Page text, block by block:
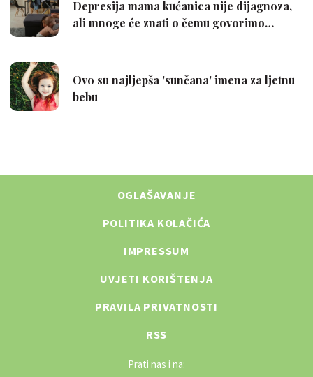
OGLAŠAVANJE
POLITIKA KOLAČIĆA
IMPRESSUM
UVJETI KORIŠTENJA
PRAVILA PRIVATNOSTI
RSS
Prati nas i na: